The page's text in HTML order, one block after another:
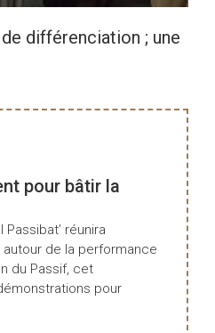
différenciation ; une
pour bâtir la
réunira
de la performance
du Passif, cet
pour